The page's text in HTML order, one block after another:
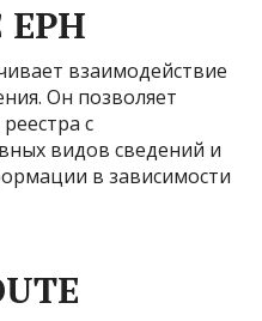
ЕРН
взаимодействие
Он позволяет
с
видов сведений и
в зависимости